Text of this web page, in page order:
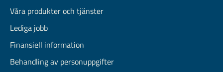
Våra produkter och tjänster
Lediga jobb
Finansiell information
Behandling av personuppgifter